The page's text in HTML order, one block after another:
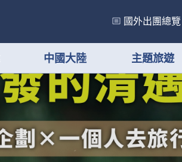
國外出團總覽
中國大陸 主題旅遊